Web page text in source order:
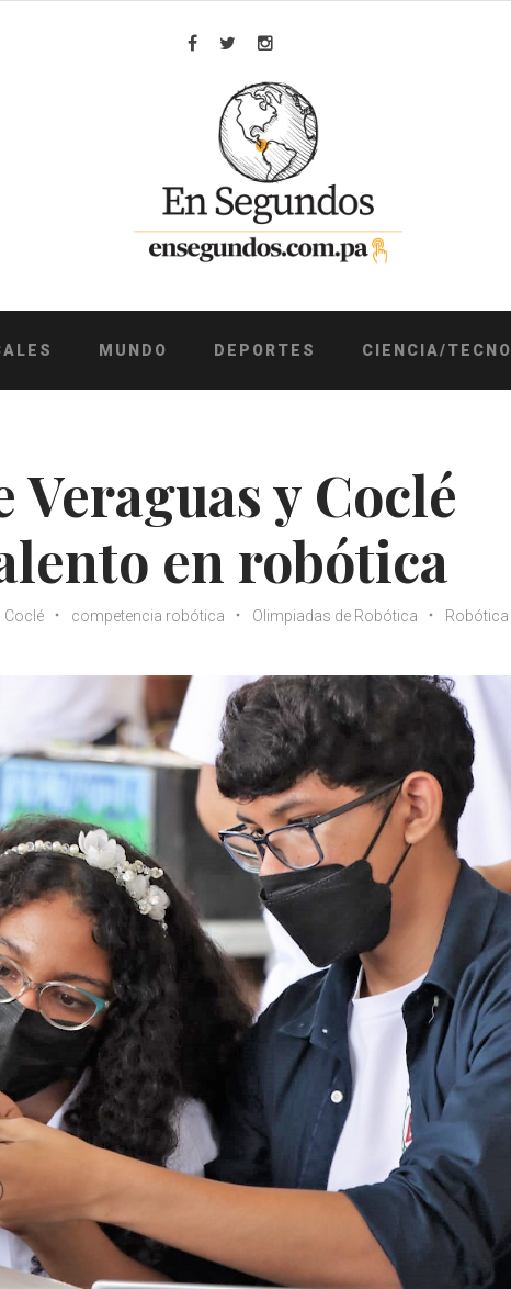
Facebook
TwitterInstagram
MUNDO DEPORTES CIENCIA/TECNO
y Coclé
en robótica
Coclé competencia robótica Olimpiadas de Robótica
Robótica